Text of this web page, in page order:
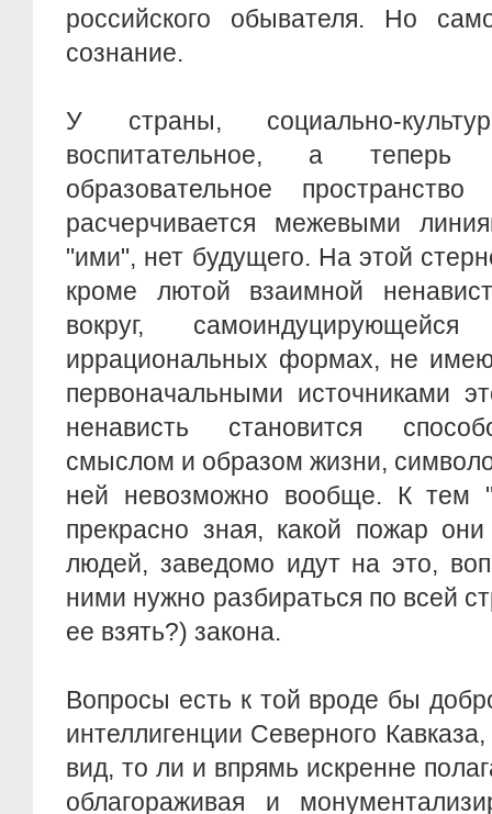
российского обывателя. Но
сознание.
У страны, социально-
воспитательное, а
образовательное
расчерчивается межевыми
"ими", нет будущего. На этой
кроме лютой взаимной
вокруг,
иррациональных формах, не
первоначальными источниками
ненависть становится
смыслом и образом жизни,
ней невозможно вообще. К тем
прекрасно зная, какой пожар
людей, заведомо идут на это,
ними нужно разбираться по всей
ее взять?) закона.
Вопросы есть к той вроде бы
интеллигенции Северного
вид, то ли и впрямь искренне
облагораживая и